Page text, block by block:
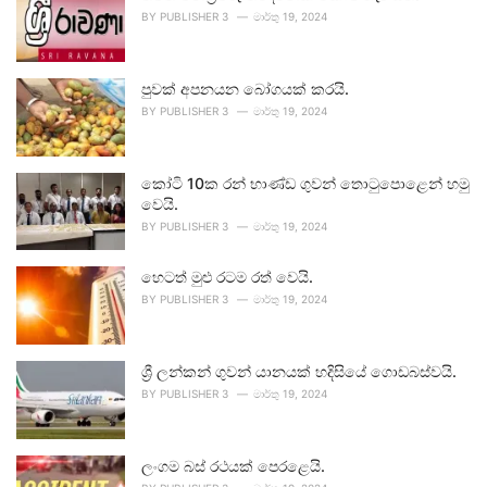
BY PUBLISHER 3 මාර්තු 19, 2024
පුවක් අපනයන බෝගයක් කරයි.
BY PUBLISHER 3 මාර්තු 19, 2024
කෝටි 10ක රන් භාණ්ඩ ගුවන් තොටුපොළෙන් හමු
වෙයි.
BY PUBLISHER 3 මාර්තු 19, 2024
හෙටත් මුළු රටම රත් වෙයි.
BY PUBLISHER 3 මාර්තු 19, 2024
ශ්‍රී ලන්කන් ගුවන් යානයක් හදිසියේ ගොඩබස්වයි.
BY PUBLISHER 3 මාර්තු 19, 2024
ලංගම බස් රථයක් පෙරළෙයි.